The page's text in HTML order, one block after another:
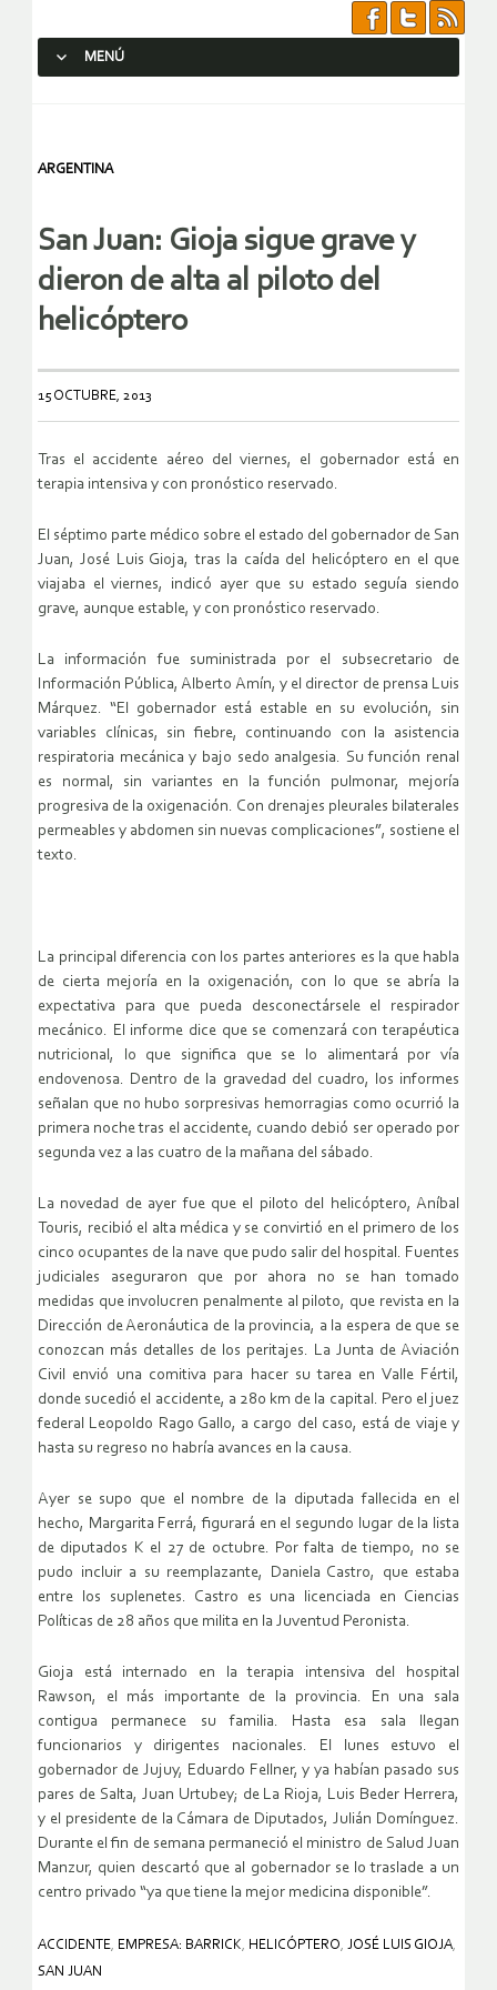
MENÚ
ARGENTINA
San Juan: Gioja sigue grave y
dieron de alta al piloto del
helicóptero
15 OCTUBRE, 2013
Tras el accidente aéreo del viernes, el gobernador está en
terapia intensiva y con pronóstico reservado.
El séptimo parte médico sobre el estado del gobernador de San
Juan, José Luis Gioja, tras la caída del helicóptero en el que
viajaba el viernes, indicó ayer que su estado seguía siendo
grave, aunque estable, y con pronóstico reservado.
La información fue suministrada por el subsecretario de
Información Pública, Alberto Amín, y el director de prensa Luis
Márquez. “El gobernador está estable en su evolución, sin
variables clínicas, sin fiebre, continuando con la asistencia
respiratoria mecánica y bajo sedo analgesia. Su función renal
es normal, sin variantes en la función pulmonar, mejoría
progresiva de la oxigenación. Con drenajes pleurales bilaterales
permeables y abdomen sin nuevas complicaciones”, sostiene el
texto.
La principal diferencia con los partes anteriores es la que habla
de cierta mejoría en la oxigenación, con lo que se abría la
expectativa para que pueda desconectársele el respirador
mecánico. El informe dice que se comenzará con terapéutica
nutricional, lo que significa que se lo alimentará por vía
endovenosa. Dentro de la gravedad del cuadro, los informes
señalan que no hubo sorpresivas hemorragias como ocurrió la
primera noche tras el accidente, cuando debió ser operado por
segunda vez a las cuatro de la mañana del sábado.
La novedad de ayer fue que el piloto del helicóptero, Aníbal
Touris, recibió el alta médica y se convirtió en el primero de los
cinco ocupantes de la nave que pudo salir del hospital. Fuentes
judiciales aseguraron que por ahora no se han tomado
medidas que involucren penalmente al piloto, que revista en la
Dirección de Aeronáutica de la provincia, a la espera de que se
conozcan más detalles de los peritajes. La Junta de Aviación
Civil envió una comitiva para hacer su tarea en Valle Fértil,
donde sucedió el accidente, a 280 km de la capital. Pero el juez
federal Leopoldo Rago Gallo, a cargo del caso, está de viaje y
hasta su regreso no habría avances en la causa.
Ayer se supo que el nombre de la diputada fallecida en el
hecho, Margarita Ferrá, figurará en el segundo lugar de la lista
de diputados K el 27 de octubre. Por falta de tiempo, no se
pudo incluir a su reemplazante, Daniela Castro, que estaba
entre los suplenetes. Castro es una licenciada en Ciencias
Políticas de 28 años que milita en la Juventud Peronista.
Gioja está internado en la terapia intensiva del hospital
Rawson, el más importante de la provincia. En una sala
contigua permanece su familia. Hasta esa sala llegan
funcionarios y dirigentes nacionales. El lunes estuvo el
gobernador de Jujuy, Eduardo Fellner, y ya habían pasado sus
pares de Salta, Juan Urtubey; de La Rioja, Luis Beder Herrera,
y el presidente de la Cámara de Diputados, Julián Domínguez.
Durante el fin de semana permaneció el ministro de Salud Juan
Manzur, quien descartó que al gobernador se lo traslade a un
centro privado “ya que tiene la mejor medicina disponible”.
ACCIDENTE, EMPRESA: BARRICK, HELICÓPTERO, JOSÉ LUIS GIOJA,
SAN JUAN